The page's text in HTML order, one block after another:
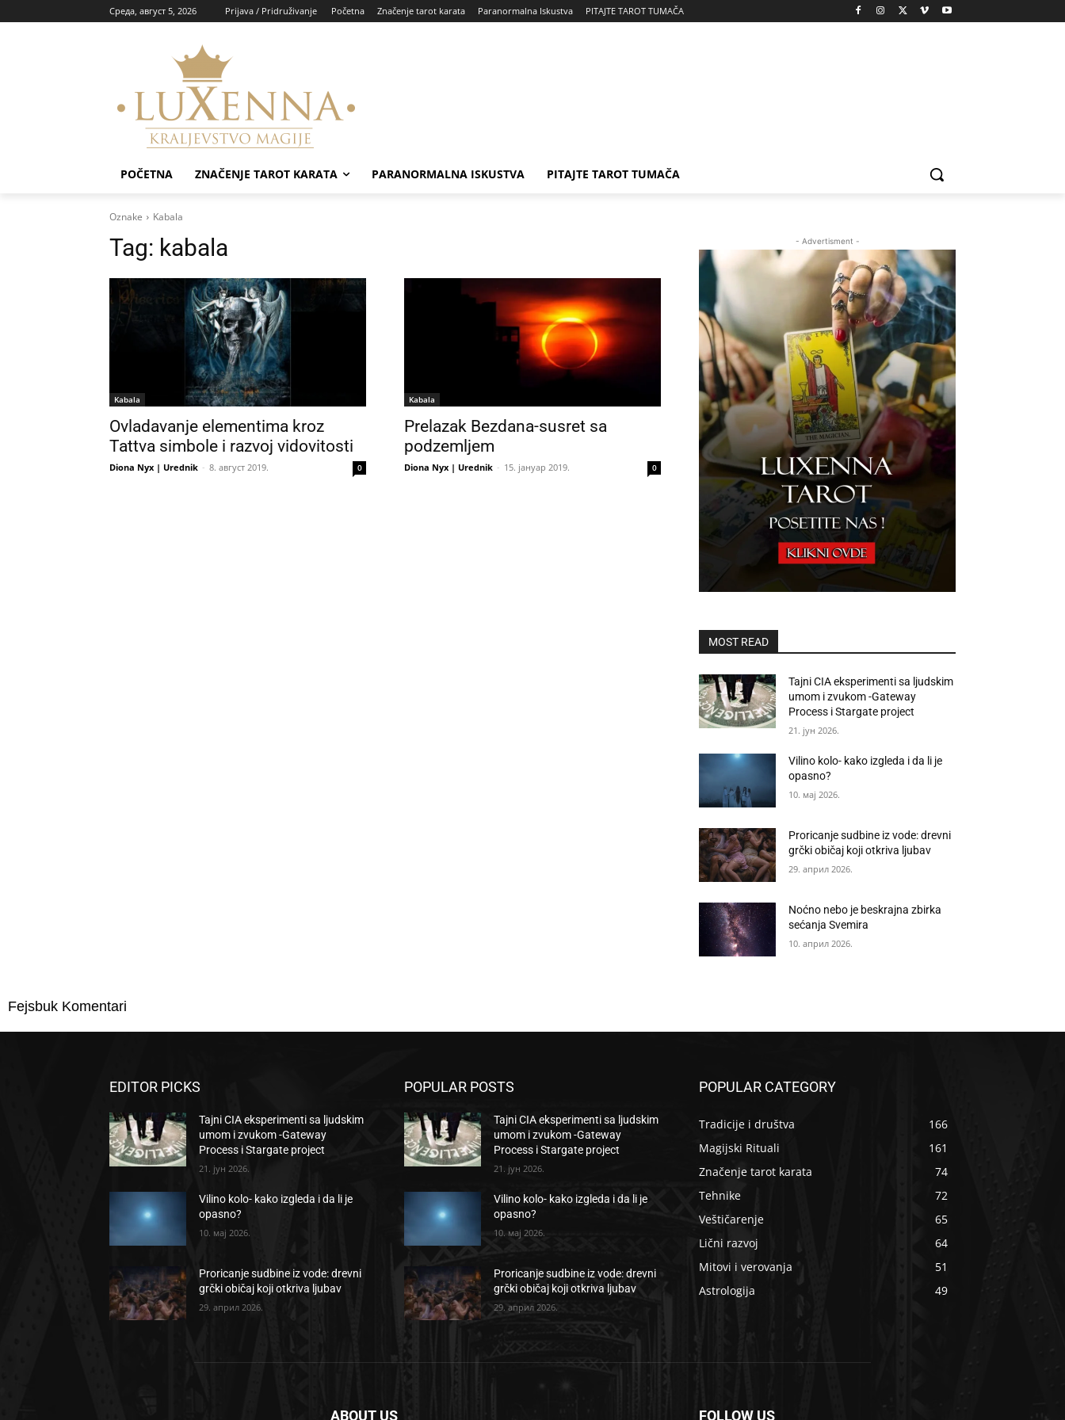
Cреда, август 5, 2026 Prijava / Pridruživanje Početna Značenje tarot karata Paranormalna Iskustva PITAJTE TAROT TUMAČA
POČETNA ZNAČENJE TAROT KARATA PARANORMALNA ISKUSTVA PITAJTE TAROT TUMAČA
Oznake Kabala
Tag: kabala
Kabala
Ovladavanje elementima kroz
Tattva simbole i razvoj vidovitosti
Diona Nyx | Urednik - 8. август 2019. 0
Kabala
Prelazak Bezdana-susret sa
podzemljem
Diona Nyx | Urednik - 15. јануар 2019. 0
- Advertisment -
MOST READ
Tajni CIA eksperimenti sa ljudskim
umom i zvukom -Gateway
Process i Stargate project
21. јун 2026.
Vilino kolo- kako izgleda i da li je
opasno?
10. мај 2026.
Proricanje sudbine iz vode: drevni
grčki običaj koji otkriva ljubav
29. април 2026.
Noćno nebo je beskrajna zbirka
sećanja Svemira
10. април 2026.
Fejsbuk Komentari
EDITOR PICKS
Tajni CIA eksperimenti sa ljudskim
umom i zvukom -Gateway
Process i Stargate project
21. јун 2026.
Vilino kolo- kako izgleda i da li je
opasno?
10. мај 2026.
Proricanje sudbine iz vode: drevni
grčki običaj koji otkriva ljubav
29. април 2026.
POPULAR POSTS
Tajni CIA eksperimenti sa ljudskim
umom i zvukom -Gateway
Process i Stargate project
21. јун 2026.
Vilino kolo- kako izgleda i da li je
opasno?
10. мај 2026.
Proricanje sudbine iz vode: drevni
grčki običaj koji otkriva ljubav
29. април 2026.
POPULAR CATEGORY
Tradicije i društva
166
Magijski Rituali
161
Značenje tarot karata
74
Tehnike
72
Veštičarenje
65
Lični razvoj
64
Mitovi i verovanja
51
Astrologija
49
ABOUT US FOLLOW US